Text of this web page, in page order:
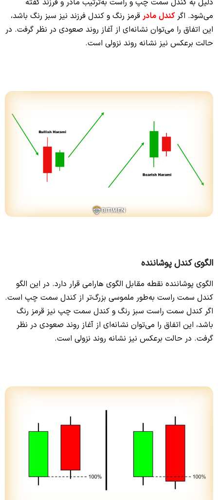
می‌شود. اگرکندل مادر قرمز رنگ و کندل فرزند نیز سبز رنگ باشد،
این اتفاق را می‌توان نشانه‌ای از آغاز روند صعودی در نظر گرفت. در
حالت برعکس نیز نشانه روند نزولی است.
الگوی کندل پوشاننده
الگوی پوشاننده نقطه مقابل الگوی هارامی قرار دارد. در این الگو
کندل سمت راست به‌طور ملموسی بزرگ‌تر از کندل سمت چپ است.
اگر کندل سمت راست سبز رنگ و کندل سمت چپ نیز قرمز رنگ
باشد، این اتفاق را می‌توان نشانه‌ای از آغاز روند صعودی در نظر
گرفت. در حالت برعکس نیز نشانه روند نزولی است.